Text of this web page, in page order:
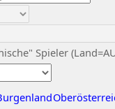
Spieler